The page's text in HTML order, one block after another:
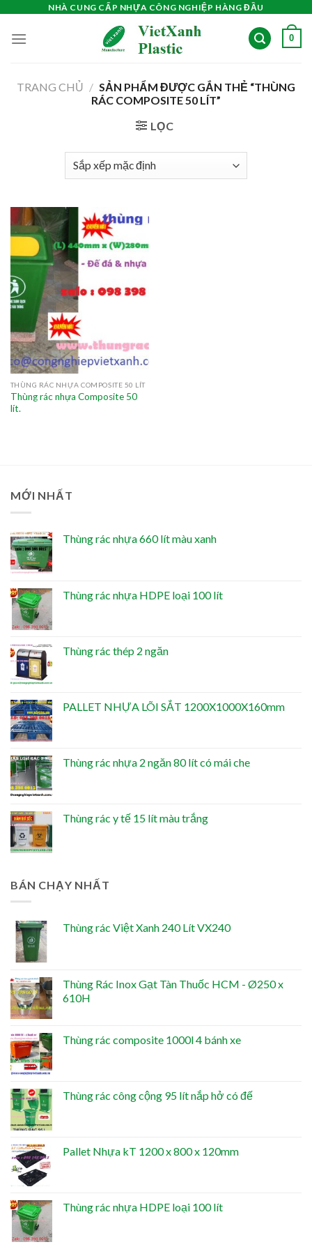
content
NHÀ CUNG CẤP NHỰA CÔNG NGHIỆP HÀNG ĐẦU
0
TRANG CHỦ / SẢN PHẨM ĐƯỢC GẮN THẺ “THÙNG
RÁC COMPOSITE 50 LÍT”
LỌC
THÙNG RÁC NHỰA COMPOSITE 50 LÍT
Thùng rác nhựa Composite 50
lít.
MỚI NHẤT
Thùng rác nhựa 660 lít màu xanh
Thùng rác nhựa HDPE loại 100 lít
Thùng rác thép 2 ngăn
PALLET NHỰA LÕI SẮT 1200X1000X160mm
Thùng rác nhựa 2 ngăn 80 lít có mái che
Thùng rác y tế 15 lít màu trắng
BÁN CHẠY NHẤT
Thùng rác Việt Xanh 240 Lít VX240
Thùng Rác Inox Gạt Tàn Thuốc HCM - Ø250 x
610H
Thùng rác composite 1000l 4 bánh xe
Thùng rác công cộng 95 lít nắp hở có đế
Pallet Nhựa kT 1200 x 800 x 120mm
Thùng rác nhựa HDPE loại 100 lít